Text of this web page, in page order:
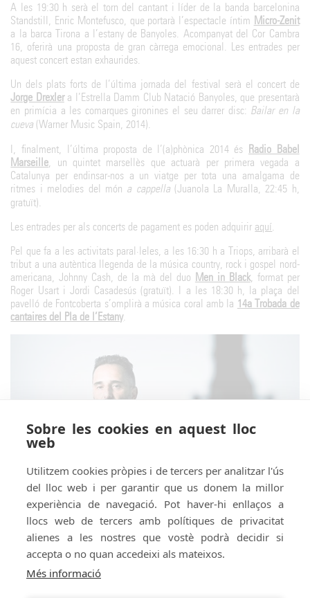
A les 19:30 h serà el torn del cantant i líder de la banda barcelonina
Standstill, Enric Montefusco, que portarà l’espectacle íntim Micro-Zenit
a la barca Tirona a l’estany de Banyoles. Acompanyat del Cor Cambra
16, oferirà una proposta de gran càrrega emocional. Les entrades per
aquest concert estan exhaurides.
Un dels plats forts de l’última jornada del festival serà el concert de
Jorge Drexlera l’Estrella Damm Club Natació Banyoles, que presentarà
en primícia a les comarques gironines el seu darrer disc: Bailar en la
cueva (Warner Music Spain, 2014).
I, finalment, l’última proposta de l’(a)phònica 2014 és Radio Babel
Marseille, un quintet marsellès que actuarà per primera vegada a
Catalunya per endinsar-nos a un viatge per tota una amalgama de
ritmes i melodies del món a cappella(Juanola La Muralla, 22:45 h,
gratuït).
Les entrades per als concerts de pagament es poden adquirir aquí.
Pel que fa a les activitats paral·leles, a les 16:30 h a Triops, arribarà el
tribut a una autèntica llegenda de la música country, rock i gospel nord-
americana, Johnny Cash, de la mà del duo Men in Black, format per
Roger Usart i Jordi Casadesús (gratuït). I a les 18:30 h, la plaça del
pavelló de Fontcoberta s’omplirà a música coral amb la 14a Trobada de
cantaires del Pla de l’Estany.
Amb el suport de:
Sobre les cookies en aquest lloc
web
Utilitzem cookies pròpies i de tercers per analitzar l'ús
del lloc web i per garantir que us donem la millor
experiència de navegació. Pot haver-hi enllaços a
llocs web de tercers amb polítiques de privacitat
alienes a les nostres que vostè podrà decidir si
accepta o no quan accedeixi als mateixos.
Més informació